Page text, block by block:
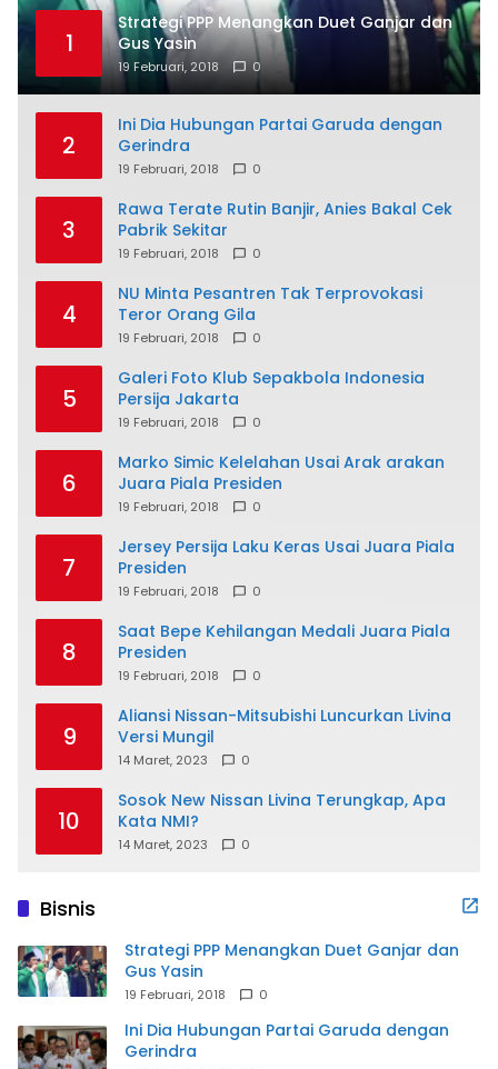
1
Strategi PPP Menangkan Duet Ganjar dan
Gus Yasin
19 Februari, 2018 0
2
Ini Dia Hubungan Partai Garuda dengan
Gerindra
19 Februari, 2018 0
3
Rawa Terate Rutin Banjir, Anies Bakal Cek
Pabrik Sekitar
19 Februari, 2018 0
4
NU Minta Pesantren Tak Terprovokasi
Teror Orang Gila
19 Februari, 2018 0
5
Galeri Foto Klub Sepakbola Indonesia
Persija Jakarta
19 Februari, 2018 0
6
Marko Simic Kelelahan Usai Arak arakan
Juara Piala Presiden
19 Februari, 2018 0
7
Jersey Persija Laku Keras Usai Juara Piala
Presiden
19 Februari, 2018 0
8
Saat Bepe Kehilangan Medali Juara Piala
Presiden
19 Februari, 2018 0
9
Aliansi Nissan-Mitsubishi Luncurkan Livina
Versi Mungil
14 Maret, 2023 0
10
Sosok New Nissan Livina Terungkap, Apa
Kata NMI?
14 Maret, 2023 0
Bisnis
Strategi PPP Menangkan Duet Ganjar dan
Gus Yasin
19 Februari, 2018 0
Ini Dia Hubungan Partai Garuda dengan
Gerindra